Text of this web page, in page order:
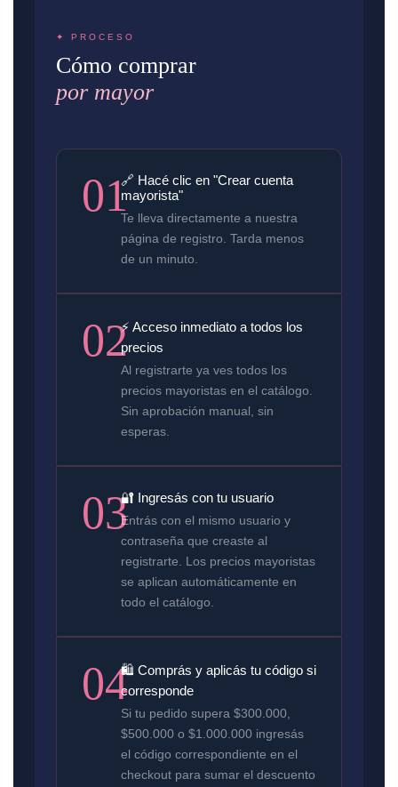
✦ PROCESO
Cómo comprar
por mayor
01🔗 Hacé clic en "Crear cuenta
mayorista"
Te lleva directamente a nuestra
página de registro. Tarda menos
de un minuto.
02⚡ Acceso inmediato a todos los
precios
Al registrarte ya ves todos los
precios mayoristas en el catálogo.
Sin aprobación manual, sin
esperas.
03🔐 Ingresás con tu usuario
Entrás con el mismo usuario y
contraseña que creaste al
registrarte. Los precios mayoristas
se aplican automáticamente en
todo el catálogo.
04🛍️ Comprás y aplicás tu código si
corresponde
Si tu pedido supera $300.000,
$500.000 o $1.000.000 ingresás
el código correspondiente en el
checkout para sumar el descuento